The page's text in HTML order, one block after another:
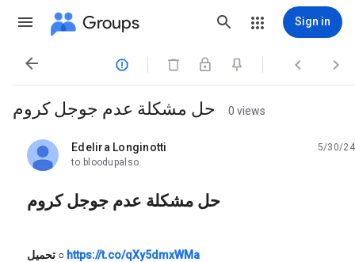
Groups Sign in
   
حل مشكلة عدم جوجل كروم 0 views
Edelira Longinotti
unread,
5/30/24
to bloodupalso
حل مشكلة عدم جوجل كروم
تحميل ○ https://t.co/qXy5dmxWMa